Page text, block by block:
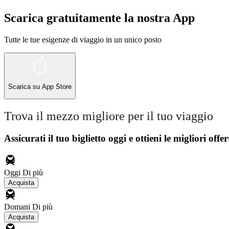
Scarica gratuitamente la nostra App
Tutte le tue esigenze di viaggio in un unico posto
Scarica su App Store
Trova il mezzo migliore per il tuo viaggio
Assicurati il ​​tuo biglietto oggi e ottieni le migliori
Oggi Di più
Acquista
Domani Di più
Acquista